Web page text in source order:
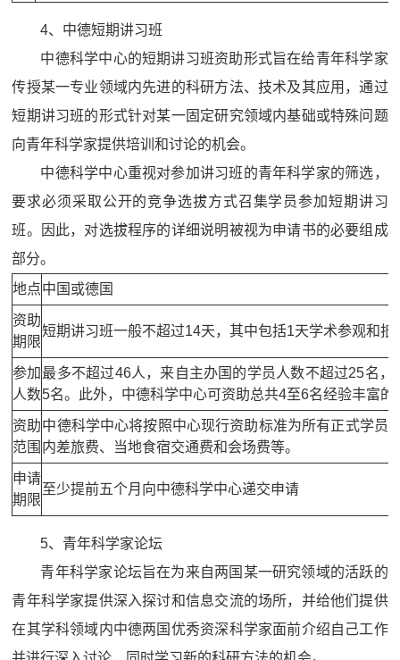
4、中德短期讲习班
中德科学中心的短期讲习班资助形式旨在给青年科学家
传授某一专业领域内先进的科研方法、技术及其应用，通过
短期讲习班的形式针对某一固定研究领域内基础或特殊问题
向青年科学家提供培训和讨论的机会。
中德科学中心重视对参加讲习班的青年科学家的筛选，
要求必须采取公开的竞争选拔方式召集学员参加短期讲习
班。因此，对选拔程序的详细说明被视为申请书的必要组成
部分。
地点中国或德国
资助
期限
短期讲习班一般不超过14天，其中包括1天学术参观和抵
参加
人数
最多不超过46人，来自主办国的学员人数不超过25名，
5名。此外，中德科学中心可资助总共4至6名经验丰富
资助
范围
中德科学中心将按照中心现行资助标准为所有正式学员
内差旅费、当地食宿交通费和会场费等。
申请
期限
至少提前五个月向中德科学中心递交申请
5、青年科学家论坛
青年科学家论坛旨在为来自两国某一研究领域的活跃的
青年科学家提供深入探讨和信息交流的场所，并给他们提供
在其学科领域内中德两国优秀资深科学家面前介绍自己工作